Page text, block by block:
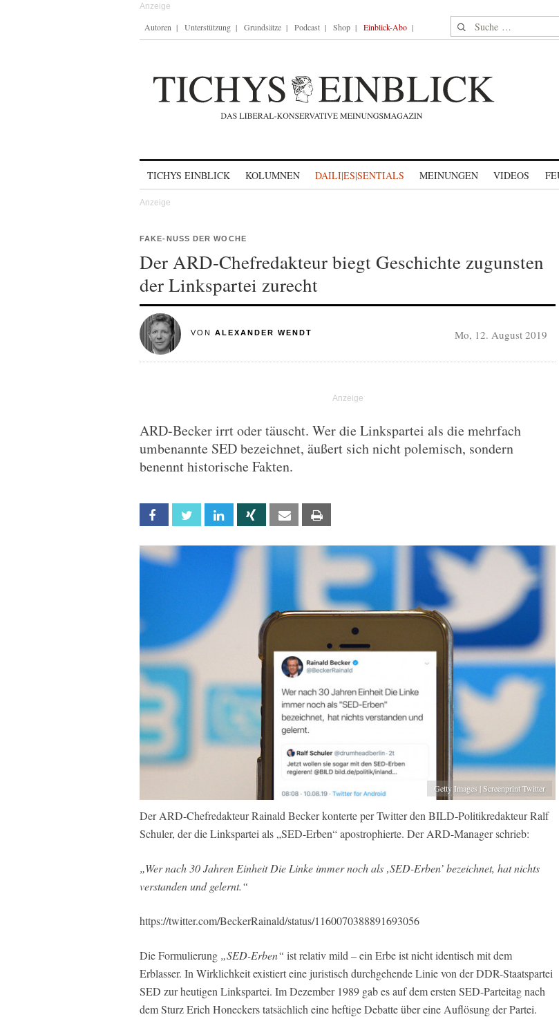
Autoren Unterstützung Grundsätze Podcast Shop Einblick-Abo Suche nach:
TICHYS EINBLICK KOLUMNEN DAILI|ES|SENTIALS MEINUNGEN VIDEOS
FAKE-NUSS DER WOCHE
Der ARD-Chefredakteur biegt Geschichte zugunsten
der Linkspartei zurecht
VON ALEXANDER WENDT Mo, 12. August 2019
ARD-Becker irrt oder täuscht. Wer die Linkspartei als die mehrfach
umbenannte SED bezeichnet, äußert sich nicht polemisch, sondern
benennt historische Fakten.
Facebook Twitter Linkedin Xing Email
Getty Images | Screenprint Twitter
Der ARD-Chefredakteur Rainald Becker konterte per Twitter den BILD-Politikredakteur Ralf
Schuler, der die Linkspartei als „SED-Erben“ apostrophierte. Der ARD-Manager schrieb:
„Wer nach 30 Jahren Einheit Die Linke immer noch als ‚SED-Erben’ bezeichnet, hat nichts
verstanden und gelernt.“
https://twitter.com/BeckerRainald/status/1160070388891693056
Die Formulierung „SED-Erben“ ist relativ mild – ein Erbe ist nicht identisch mit dem
Erblasser. In Wirklichkeit existiert eine juristisch durchgehende Linie von der DDR-Staatspartei
SED zur heutigen Linkspartei. Im Dezember 1989 gab es auf dem ersten SED-Parteitag nach
dem Sturz Erich Honeckers tatsächlich eine heftige Debatte über eine Auflösung der Partei.